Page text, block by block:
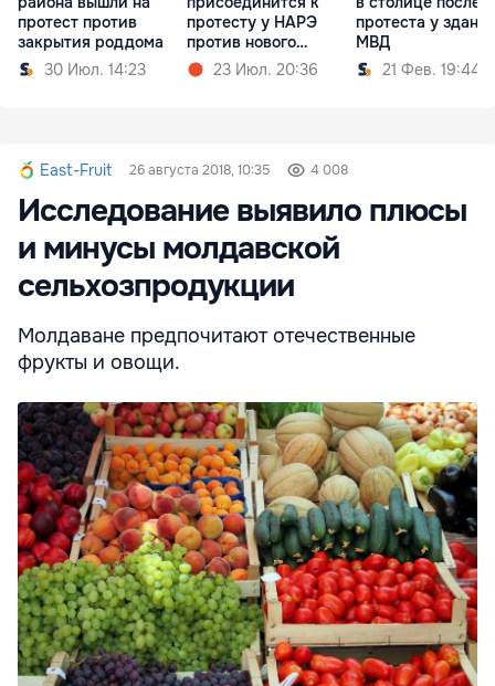
протест против
закрытия роддома
30 Июл. 14:23
протесту у НАРЭ
против нового
тарифного шока
23 Июл. 20:36
протеста у
МВД
21 Фев. 19:44
East-Fruit 26 августа 2018, 10:35 4 008
Исследование выявило плюсы
и минусы молдавской
сельхозпродукции
Молдаване предпочитают отечественные
фрукты и овощи.